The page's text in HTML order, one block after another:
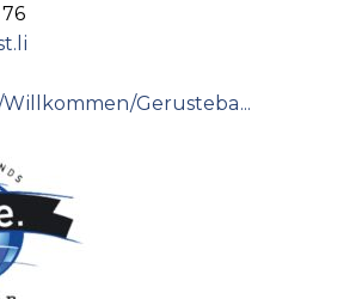
Gerusteba...